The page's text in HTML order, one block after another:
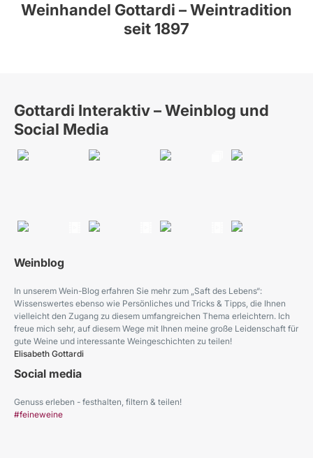
Weinhandel Gottardi – Weintradition
seit 1897
Gottardi Interaktiv – Weinblog und
Social Media
Weinblog
In unserem Wein-Blog erfahren Sie mehr zum „Saft des Lebens“:
Wissenswertes ebenso wie Persönliches und Tricks & Tipps, die Ihnen
vielleicht den Zugang zu diesem umfangreichen Thema erleichtern. Ich
freue mich sehr, auf diesem Wege mit Ihnen meine große Leidenschaft für
gute Weine und interessante Weingeschichten zu teilen!
Elisabeth Gottardi
Social media
Genuss erleben - festhalten, filtern & teilen!
#feineweine